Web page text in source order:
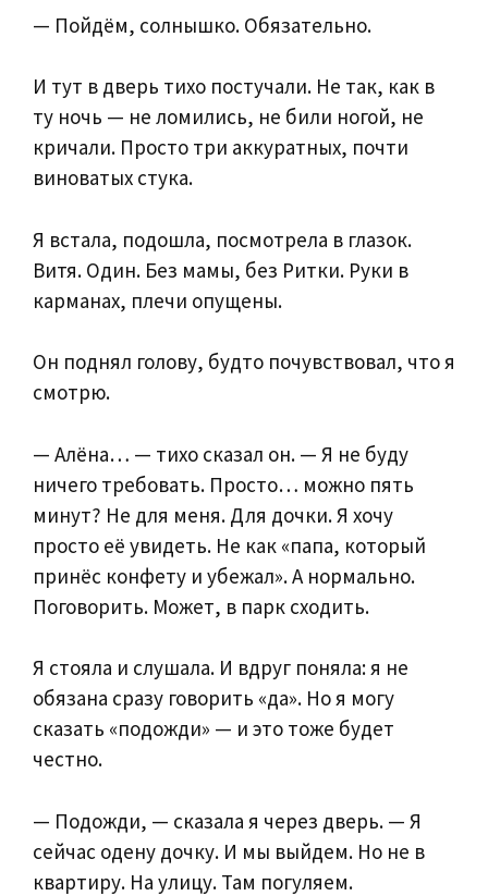
— Пойдём, солнышко. Обязательно.
И тут в дверь тихо постучали. Не так, как в
ту ночь — не ломились, не били ногой, не
кричали. Просто три аккуратных, почти
виноватых стука.
Я встала, подошла, посмотрела в глазок.
Витя. Один. Без мамы, без Ритки. Руки в
карманах, плечи опущены.
Он поднял голову, будто почувствовал, что я
смотрю.
— Алёна… — тихо сказал он. — Я не буду
ничего требовать. Просто… можно пять
минут? Не для меня. Для дочки. Я хочу
просто её увидеть. Не как «папа, который
принёс конфету и убежал». А нормально.
Поговорить. Может, в парк сходить.
Я стояла и слушала. И вдруг поняла: я не
обязана сразу говорить «да». Но я могу
сказать «подожди» — и это тоже будет
честно.
— Подожди, — сказала я через дверь. — Я
сейчас одену дочку. И мы выйдем. Но не в
квартиру. На улицу. Там погуляем.